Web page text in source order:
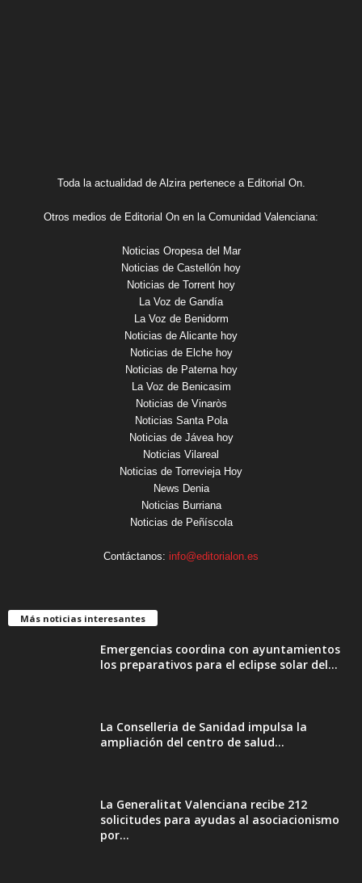
Toda la actualidad de Alzira pertenece a Editorial On.
Otros medios de Editorial On en la Comunidad Valenciana:
Noticias Oropesa del Mar
Noticias de Castellón hoy
Noticias de Torrent hoy
La Voz de Gandía
La Voz de Benidorm
Noticias de Alicante hoy
Noticias de Elche hoy
Noticias de Paterna hoy
La Voz de Benicasim
Noticias de Vinaròs
Noticias Santa Pola
Noticias de Jávea hoy
Noticias Vilareal
Noticias de Torrevieja Hoy
News Denia
Noticias Burriana
Noticias de Peñíscola
Contáctanos: info@editorialon.es
Más noticias interesantes
Emergencias coordina con ayuntamientos
los preparativos para el eclipse solar del...
La Conselleria de Sanidad impulsa la
ampliación del centro de salud...
La Generalitat Valenciana recibe 212
solicitudes para ayudas al asociacionismo
por...